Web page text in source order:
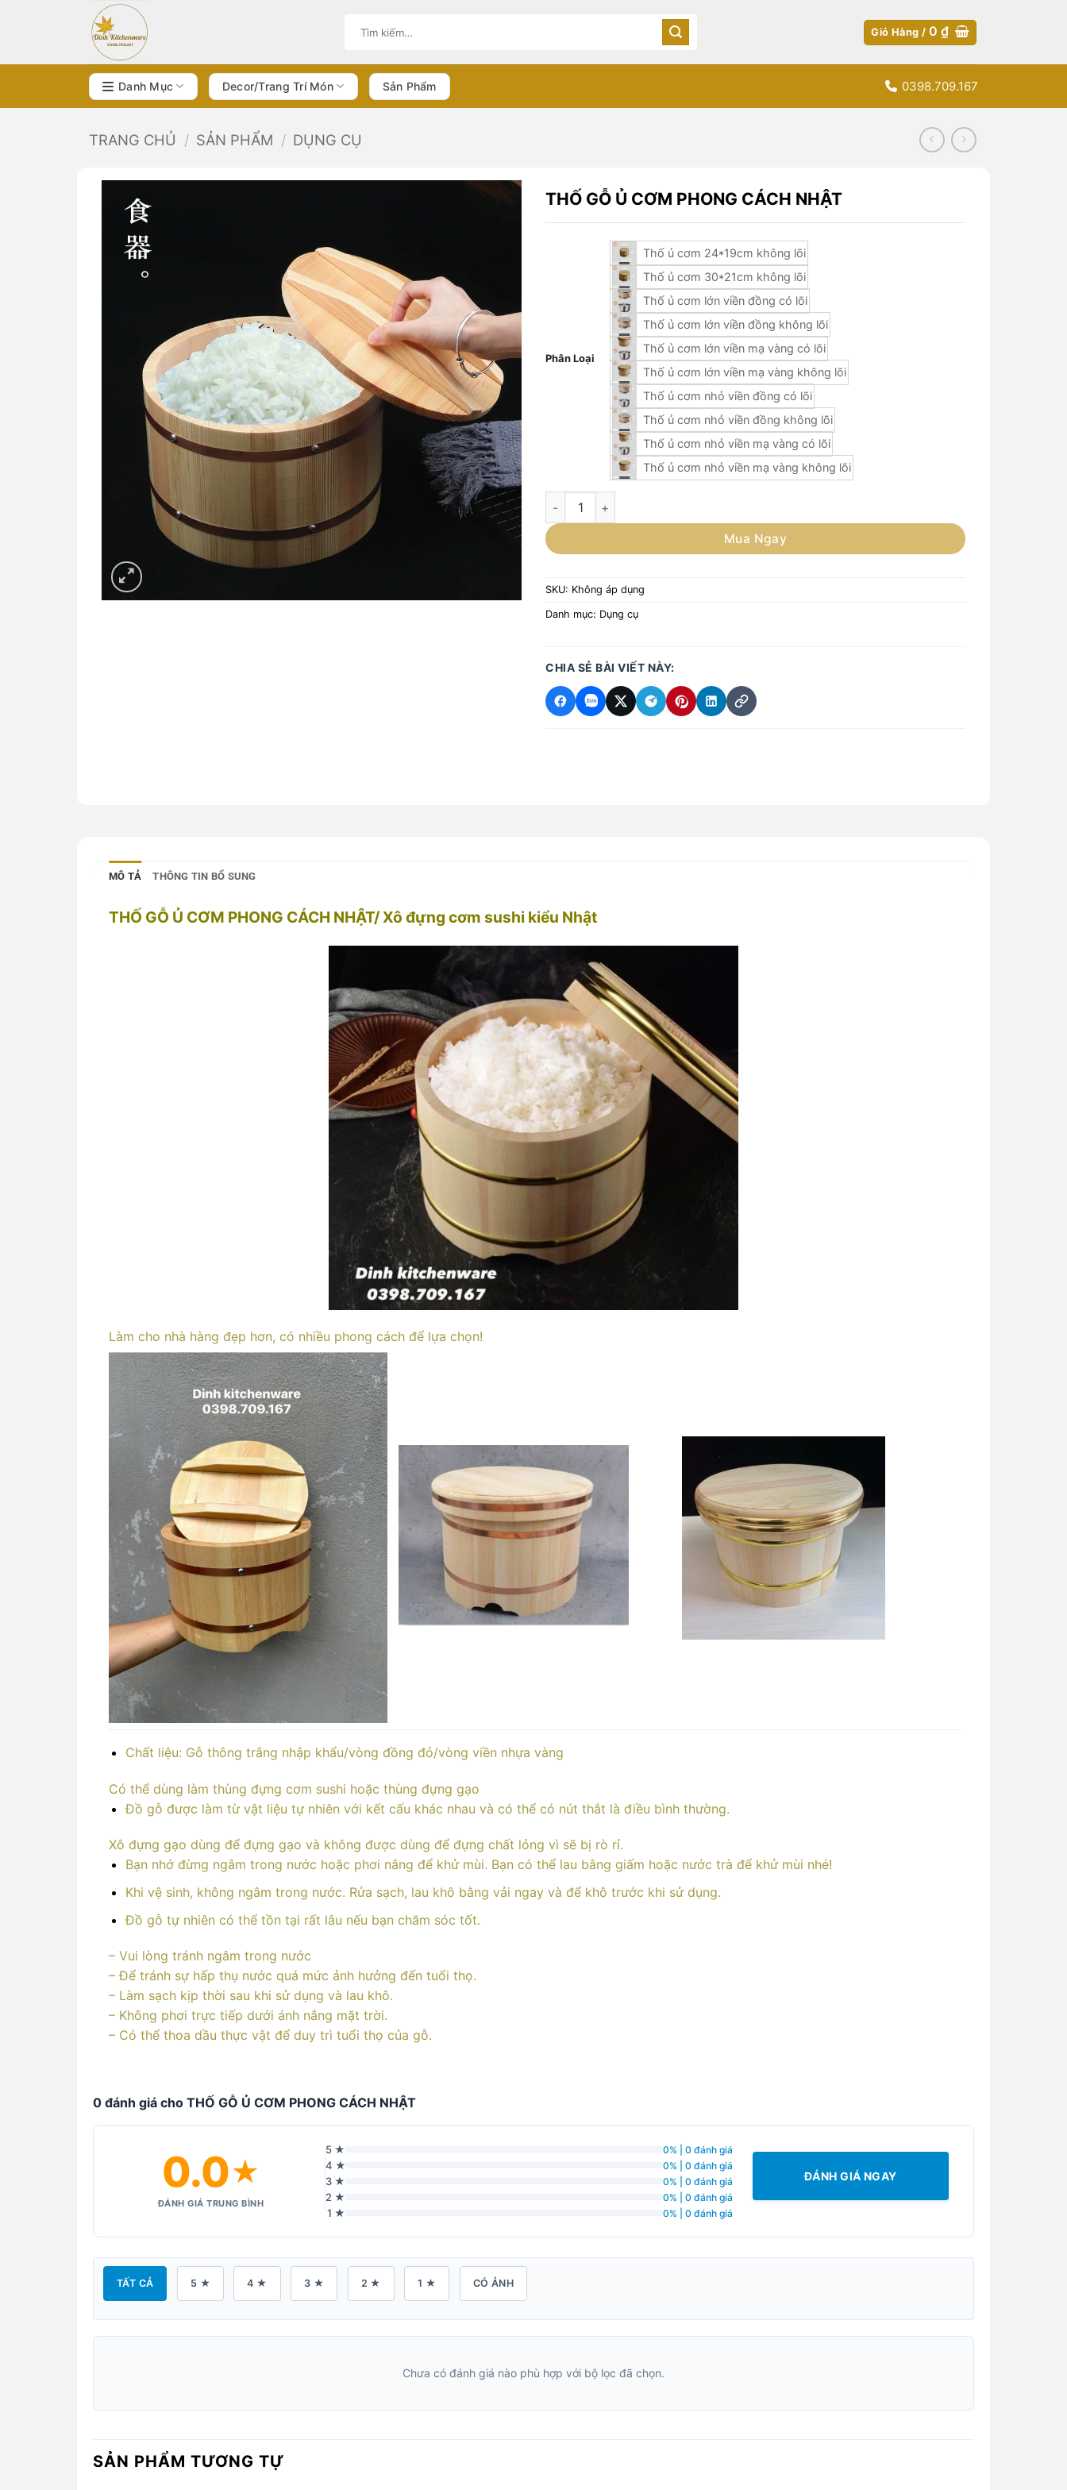
dung
Tìm
Giỏ Hàng / 0₫
Danh Mục Decor/Trang Trí Món Sản Phẩm 0398.709.167
TRANG CHỦ / SẢN PHẨM / DỤNG CỤ
THỐ GỖ Ủ CƠM PHONG CÁCH NHẬT
Phân Loại
Thố ủ cơm 24*19cm không lõi
Thố ủ cơm 30*21cm không lõi
Thố ủ cơm lớn viền đồng có lõi
Thố ủ cơm lớn viền đồng không lõi
Thố ủ cơm lớn viền mạ vàng có lõi
Thố ủ cơm lớn viền mạ vàng không lõi
Thố ủ cơm nhỏ viền đồng có lõi
Thố ủ cơm nhỏ viền đồng không lõi
Thố ủ cơm nhỏ viền mạ vàng có lõi
Thố ủ cơm nhỏ viền mạ vàng không lõi
THỐ GỖ Ủ CƠM PHONG CÁCH NHẬT số lượng
Mua Ngay
SKU: Không áp dụng
Danh mục: Dụng cụ
CHIA SẺ BÀI VIẾT NÀY:
MÔ TẢ THÔNG TIN BỔ SUNG
THỐ GỖ Ủ CƠM PHONG CÁCH NHẬT/ Xô đựng cơm sushi kiểu Nhật
Làm cho nhà hàng đẹp hơn, có nhiều phong cách để lựa chọn!
Chất liệu: Gỗ thông trắng nhập khẩu/vòng đồng đỏ/vòng viền nhựa vàng
Có thể dùng làm thùng đựng cơm sushi hoặc thùng đựng gạo
Đồ gỗ được làm từ vật liệu tự nhiên với kết cấu khác nhau và có thể có nút thắt là điều bình thường.
Xô đựng gạo dùng để đựng gạo và không được dùng để đựng chất lỏng vì sẽ bị rò rỉ.
Bạn nhớ đừng ngâm trong nước hoặc phơi nắng để khử mùi. Bạn có thể lau bằng giấm hoặc nước trà để khử mùi nhé!
Khi vệ sinh, không ngâm trong nước. Rửa sạch, lau khô bằng vải ngay và để khô trước khi sử dụng.
Đồ gỗ tự nhiên có thể tồn tại rất lâu nếu bạn chăm sóc tốt.
– Vui lòng tránh ngâm trong nước
– Để tránh sự hấp thụ nước quá mức ảnh hưởng đến tuổi thọ.
– Làm sạch kịp thời sau khi sử dụng và lau khô.
– Không phơi trực tiếp dưới ánh nắng mặt trời.
– Có thể thoa dầu thực vật để duy trì tuổi thọ của gỗ.
0 đánh giá cho THỐ GỖ Ủ CƠM PHONG CÁCH NHẬT
0.0★
ĐÁNH GIÁ TRUNG BÌNH
5 ★ 0% | 0 đánh giá
4 ★ 0% | 0 đánh giá
3 ★ 0% | 0 đánh giá
2 ★ 0% | 0 đánh giá
1 ★ 0% | 0 đánh giá
ĐÁNH GIÁ NGAY
TẤT CẢ 5 ★ 4 ★ 3 ★ 2 ★ 1 ★ CÓ ẢNH
Chưa có đánh giá nào phù hợp với bộ lọc đã chọn.
SẢN PHẨM TƯƠNG TỰ